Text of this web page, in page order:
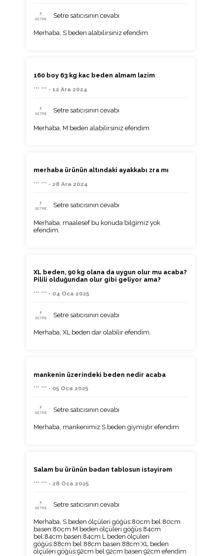
Setre satıcısının cevabı
Merhaba, S beden alabilirsiniz efendim
160 boy 63 kg kac beden almam lazim
*** *** - 12 Ara 2024
Setre satıcısının cevabı
Merhaba, M beden alabilirsiniz efendim
merhaba ürünün altındaki ayakkabı zra mı
*** *** - 28 Ara 2024
Setre satıcısının cevabı
Merhaba, maalesef bu konuda bilgimiz yok
efendim.
XL beden, 90 kg olana da uygun olur mu acaba?
Pilili olduğundan olur gibi geliyor ama?
*** *** - 04 Oca 2025
Setre satıcısının cevabı
Merhaba, XL beden dar olabilir efendim.
mankenin üzerindeki beden nedir acaba
*** *** - 05 Oca 2025
Setre satıcısının cevabı
Merhaba, mankenimiz S beden giymiştir efendim
Salam bu ürünün bədən tablosun istəyirəm
*** *** - 28 Oca 2025
Setre satıcısının cevabı
Merhaba, S beden ölçüleri göğüs:80cm bel:80cm
basen:80cm M beden ölçüleri göğüs:84cm
bel:84cm basen:84cm L beden ölçüleri
göğüs:88cm bel:88cm basen:88cm XL beden
ölçüleri göğüs:92cm bel:92cm basen:92cm efendim